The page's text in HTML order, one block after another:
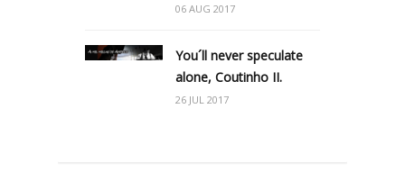
06 AUG 2017
You´ll never speculate
alone, Coutinho II.
26 JUL 2017